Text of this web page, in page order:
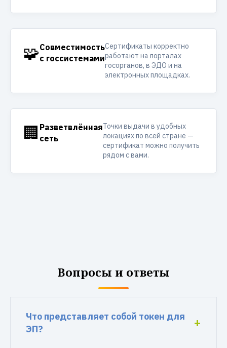
🧩Совместимость
с госсистемами
Сертификаты корректно
работают на порталах
госорганов, в ЭДО и на
электронных площадках.
🏢 Разветвлённая
сеть
Точки выдачи в удобных
локациях по всей стране —
сертификат можно получить
рядом с вами.
Вопросы и ответы
Что представляет собой токен для
ЭП?